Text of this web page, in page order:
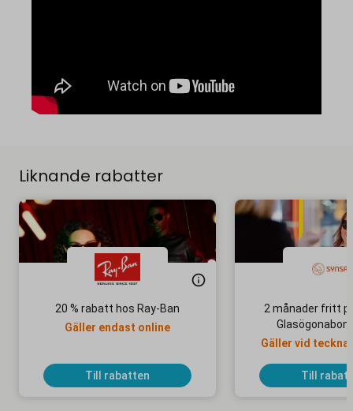
Liknande rabatter
20 % rabatt hos Ray-Ban
Gäller endast online
Till rabatten
2 månader fritt
Gäller vid
Till